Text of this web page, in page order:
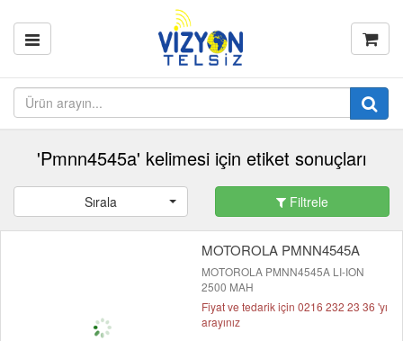
'Pmnn4545a' kelimesi için etiket sonuçları
Sırala Filtrele
MOTOROLA PMNN4545A
MOTOROLA PMNN4545A LI-ION
2500 MAH
Fiyat ve tedarik için 0216 232 23 36 'yı
arayınız